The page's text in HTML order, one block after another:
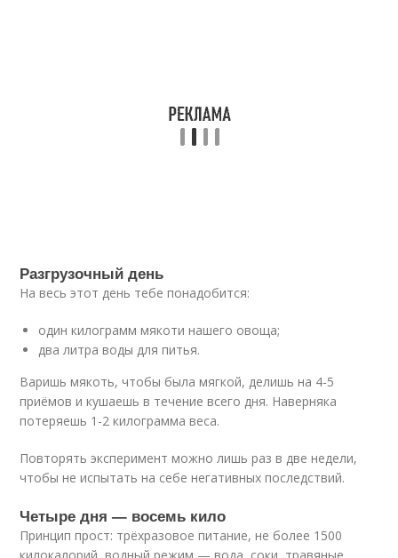
Разгрузочный день
На весь этот день тебе понадобится:
один килограмм мякоти нашего овоща;
два литра воды для питья.
Варишь мякоть, чтобы была мягкой, делишь на 4-5
приёмов и кушаешь в течение всего дня. Наверняка
потеряешь 1-2 килограмма веса.
Повторять эксперимент можно лишь раз в две недели,
чтобы не испытать на себе негативных последствий.
Четыре дня — восемь кило
Принцип прост: трёхразовое питание, не более 1500